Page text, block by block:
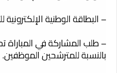
– البطاقة الوطنية الإلكترونية
– طلب المشاركة في المباراة
بالنسبة للمترشحين الموظفين.